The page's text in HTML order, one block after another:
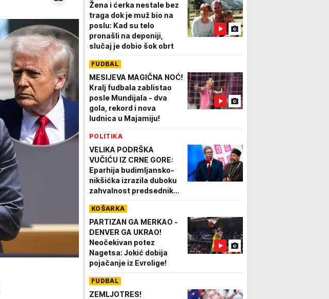
Žena i ćerka nestale bez
traga dok je muž bio na
poslu: Kad su telo
pronašli na deponiji,
slučaj je dobio šok obrt
FUDBAL
MESIJEVA MAGIČNA NOĆ!
Kralj fudbala zablistao
posle Mundijala - dva
gola, rekord i nova
ludnica u Majamiju!
POLITIKA
VELIKA PODRŠKA
VUČIĆU IZ CRNE GORE:
Eparhija budimljansko-
nikšićka izrazila duboku
zahvalnost predsedniku
narod
KOŠARKA
PARTIZAN GA MERKAO -
DENVER GA UKRAO!
Neočekivan potez
Nagetsa: Jokić dobija
pojačanje iz Evrolige!
FUDBAL
ZEMLJOTRES!